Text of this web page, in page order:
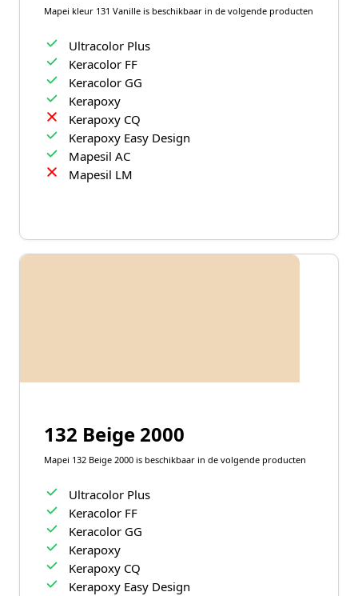
Mapei kleur 131 Vanille is beschikbaar in de volgende producten
Ultracolor Plus
Keracolor FF
Keracolor GG
Kerapoxy
Kerapoxy CQ
Kerapoxy Easy Design
Mapesil AC
Mapesil LM
132 Beige 2000
Mapei 132 Beige 2000 is beschikbaar in de volgende producten
Ultracolor Plus
Keracolor FF
Keracolor GG
Kerapoxy
Kerapoxy CQ
Kerapoxy Easy Design